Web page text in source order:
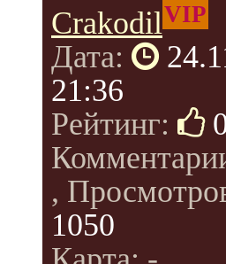
CrakodilVIP
Дата:
21:36
Рейтинг:
,
1050